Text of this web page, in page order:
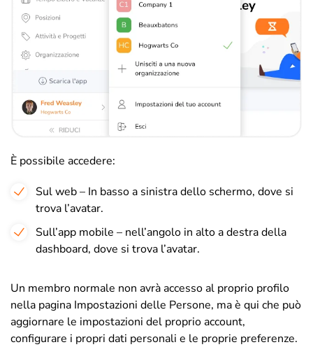
È possibile accedere:
Sul web – In basso a sinistra dello schermo, dove si
trova l’avatar.
Sull’app mobile – nell’angolo in alto a destra della
dashboard, dove si trova l’avatar.
Un membro normale non avrà accesso al proprio profilo
nella pagina Impostazioni delle Persone, ma è qui che può
aggiornare le impostazioni del proprio account,
configurare i propri dati personali e le proprie preferenze.